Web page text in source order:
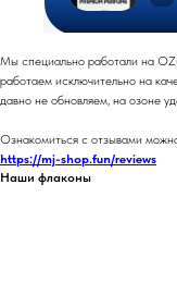
Мы специально работали на
работаем исключительно на
давно не обновляем, на озоне
Ознакомиться с отзывами
https://mj-shop.fun/reviews
Наши флаконы